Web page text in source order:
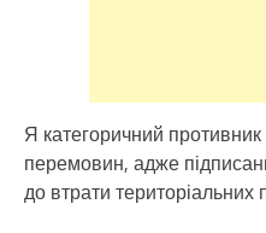
Я категоричний
перемовин, адже
до втрати територіальних